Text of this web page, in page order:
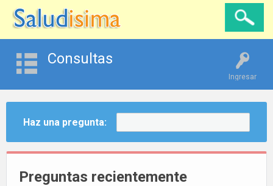
Ingresar
Consultas
Haz una pregunta:
Preguntas recientemente